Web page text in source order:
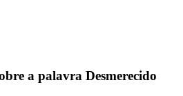
a palavra Desmerecido